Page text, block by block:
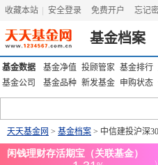
收藏本站 安全登录 免费开户 忘记
基金档案
基金数据 基金净值 投顾管家 基金排行
基金公司
基金品种 新发基金 申购状态
天天基金网 > 基金档案 > 中信建投沪深